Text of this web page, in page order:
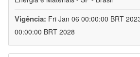
Vigência: Fri Jan 06 00:00:00 BRT
00:00:00 BRT 2028